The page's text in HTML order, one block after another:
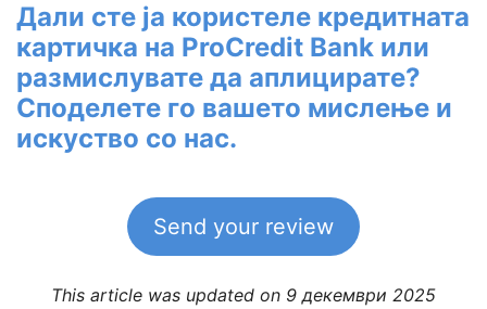
Дали сте ја користеле кредитната
картичка на ProCredit Bank или
размислувате да аплицирате?
Споделете го вашето мислење и
искуство со нас.
Send your review
This article was updated on 9 декември 2025